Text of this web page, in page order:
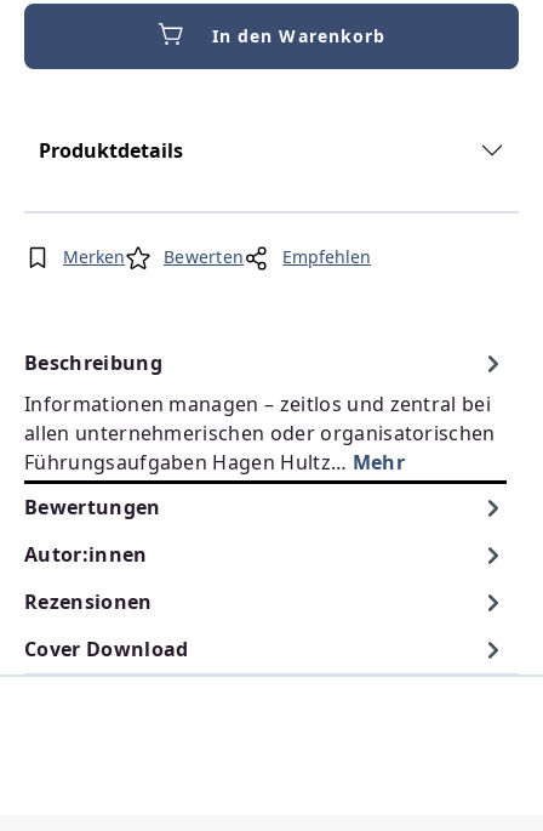
In den Warenkorb
Produktdetails
Merken Bewerten Empfehlen
Beschreibung
Informationen managen – zeitlos und zentral bei
allen unternehmerischen oder organisatorischen
Führungsaufgaben Hagen Hultz… Mehr
Bewertungen
Autor:innen
Rezensionen
Cover Download